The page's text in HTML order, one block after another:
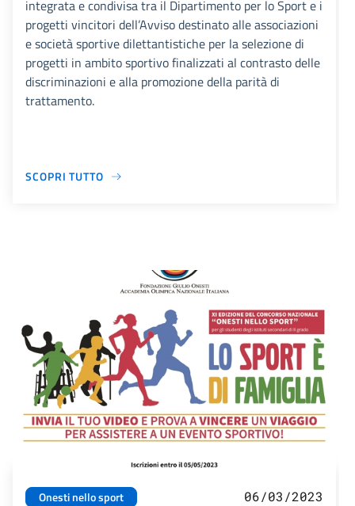
integrata e condivisa tra il Dipartimento per lo Sport e i
progetti vincitori dell’Avviso destinato alle associazioni
e società sportive dilettantistiche per la selezione di
progetti in ambito sportivo finalizzati al contrasto delle
discriminazioni e alla promozione della parità di
trattamento.
SCOPRI TUTTO
Onesti nello sport 06/03/2023